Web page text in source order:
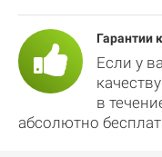
Гарантии
Если у
в
абсолютно